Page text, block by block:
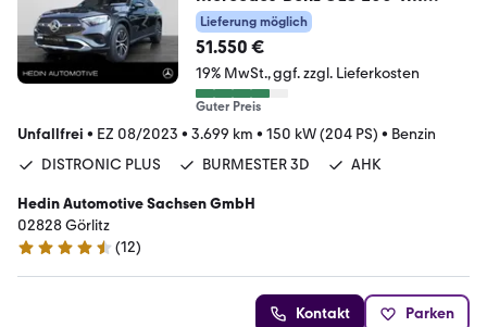
Coupé
BURM|AHK|PANO|360°|MEMORY|
DISTR
Lieferung möglich
51.550 €
19% MwSt. ggf. zzgl. Lieferkosten
Guter Preis
Unfallfrei • EZ 08/2023 • 3.699 km • 150 kW (204 PS) • Benzin
DISTRONIC PLUS
BURMESTER 3D AHK
Hedin Automotive Sachsen GmbH
02828 Görlitz
4.7 Sterne
(12)
Kontakt Parken